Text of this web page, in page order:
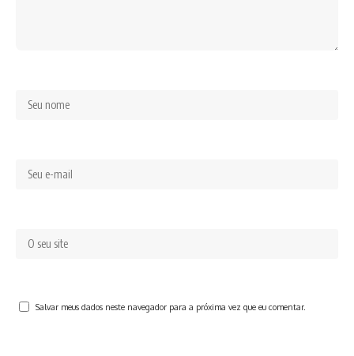
Salvar meus dados neste navegador para a próxima vez que eu comentar.